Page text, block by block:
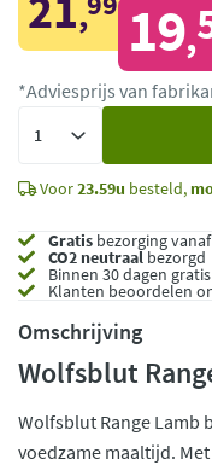
, 19,
*Adviesprijs van
Voor23.59u besteld,
Gratis bezorging
CO2 neutraalbezorgd
Binnen 30 dagen
Klanten beoordelen
Omschrijving
Wolfsblut
Wolfsblut Range Lamb
voedzame maaltijd.